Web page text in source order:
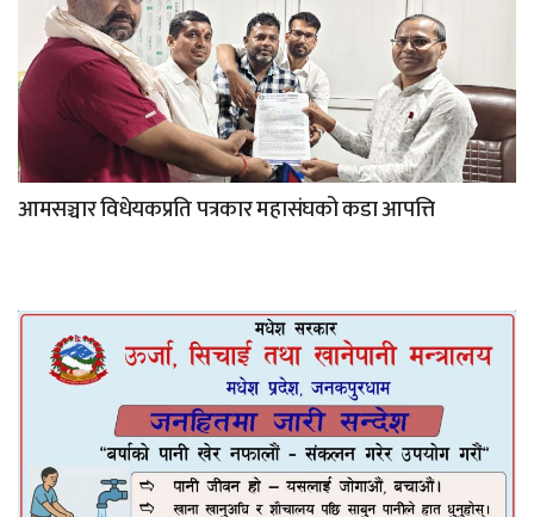
आमसञ्चार विधेयकप्रति पत्रकार महासंघको कडा आपत्ति